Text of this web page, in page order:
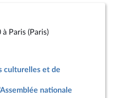
Paris (Paris)
culturelles et de
nationale